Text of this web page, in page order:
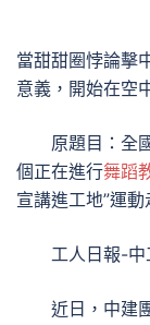
當甜甜圈悖論擊
意義，開始在空
原題目：全
個正在進行舞蹈
宣講進工地”運動
工人日報-
近日，中建